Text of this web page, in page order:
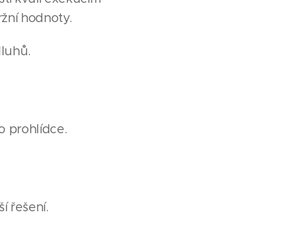
hodnoty.
prohlídce.
řešení.